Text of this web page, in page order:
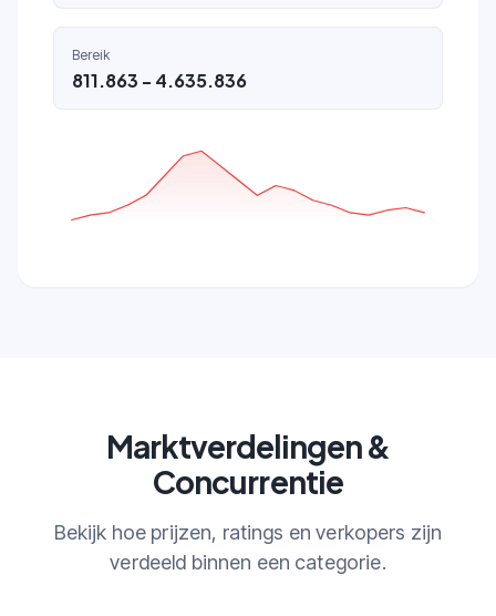
Bereik
811.863 - 4.635.836
Marktverdelingen &
Concurrentie
Bekijk hoe prijzen, ratings en verkopers zijn
verdeeld binnen een categorie.